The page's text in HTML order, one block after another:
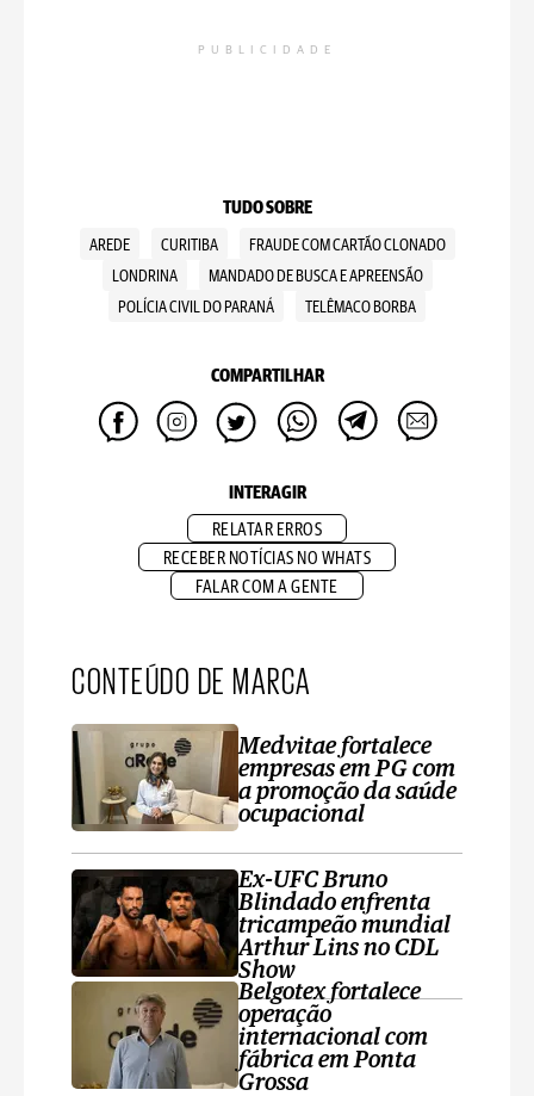
PUBLICIDADE
TUDO SOBRE
AREDE CURITIBA
FRAUDE COM CARTÃO CLONADO
LONDRINA
MANDADO DE BUSCA E APREENSÃO
POLÍCIA CIVIL DO PARANÁ
TELÊMACO BORBA
COMPARTILHAR
INTERAGIR
RELATAR ERROS
RECEBER NOTÍCIAS NO WHATS
FALAR COM A GENTE
CONTEÚDO DE MARCA
Medvitae fortalece
empresas em PG com
a promoção da saúde
ocupacional
Ex-UFC Bruno
Blindado enfrenta
tricampeão mundial
Arthur Lins no CDL
Show
Belgotex fortalece
operação
internacional com
fábrica em Ponta
Grossa